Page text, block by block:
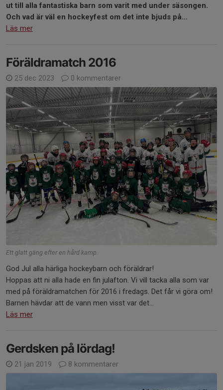
ut till alla fantastiska barn som varit med under säsongen.
Och vad är väl en hockeyfest om det inte bjuds på...
Läs mer
Föräldramatch 2016
25 dec 2023 0 kommentarer
Ett glatt gäng efter en hård kamp.
God Jul alla härliga hockeybarn och föräldrar!
Hoppas att ni alla hade en fin julafton. Vi vill tacka alla som var
med på föräldramatchen för 2016 i fredags. Det får vi göra om!
Barnen hävdar att de vann men visst var det...
Läs mer
Gerdsken på lördag!
21 jan 2019 8 kommentarer